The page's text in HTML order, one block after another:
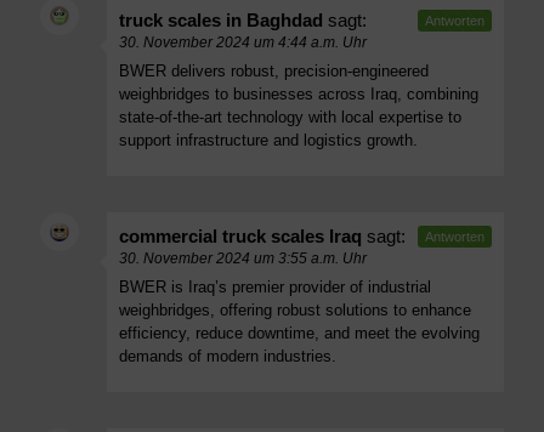
truck scales in Baghdad sagt:
30. November 2024 um 4:44 a.m. Uhr
BWER delivers robust, precision-engineered
weighbridges to businesses across Iraq, combining
state-of-the-art technology with local expertise to
support infrastructure and logistics growth.
Antworten
commercial truck scales Iraq sagt:
30. November 2024 um 3:55 a.m. Uhr
BWER is Iraq’s premier provider of industrial
weighbridges, offering robust solutions to enhance
efficiency, reduce downtime, and meet the evolving
demands of modern industries.
Antworten